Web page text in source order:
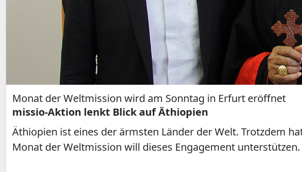
Monat der Weltmission wird am Sonntag in Erfurt eröffnet
missio-Aktion lenkt Blick auf Äthiopien
Äthiopien ist eines der ärmsten Länder der Welt. Trotzdem
Monat der Weltmission will dieses Engagement unterstützen.